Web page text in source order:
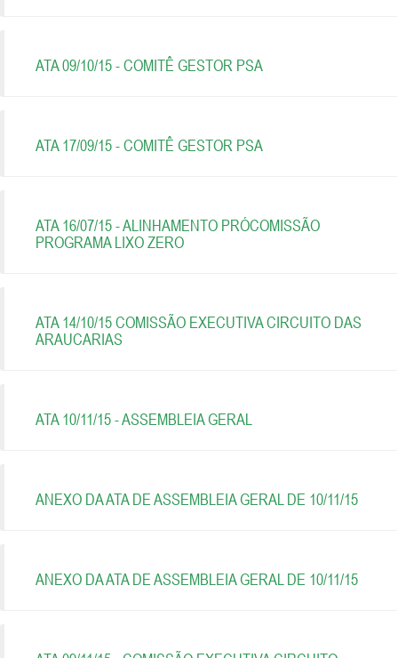
ATA 09/10/15 - COMITÊ GESTOR PSA
ATA 17/09/15 - COMITÊ GESTOR PSA
ATA 16/07/15 - ALINHAMENTO PRÓCOMISSÃO
PROGRAMA LIXO ZERO
ATA 14/10/15 COMISSÃO EXECUTIVA CIRCUITO DAS
ARAUCARIAS
ATA 10/11/15 - ASSEMBLEIA GERAL
ANEXO DA ATA DE ASSEMBLEIA GERAL DE 10/11/15
ANEXO DA ATA DE ASSEMBLEIA GERAL DE 10/11/15